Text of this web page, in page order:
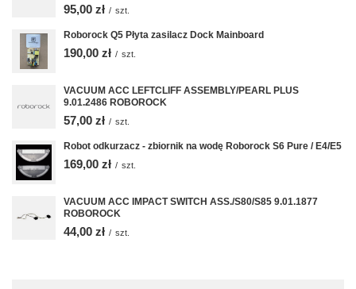
95,00 zł / szt.
Roborock Q5 Płyta zasilacz Dock Mainboard
190,00 zł / szt.
VACUUM ACC LEFTCLIFF ASSEMBLY/PEARL PLUS
9.01.2486 ROBOROCK
57,00 zł / szt.
Robot odkurzacz - zbiornik na wodę Roborock S6 Pure / E4/E5
169,00 zł / szt.
VACUUM ACC IMPACT SWITCH ASS./S80/S85 9.01.1877
ROBOROCK
44,00 zł / szt.